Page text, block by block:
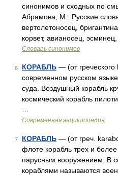
синонимов и сходных по
Абрамова, М.: Русские
вертолетоносец,
корвет, авианосец,
Словарь синонимов
6 КОРАБЛЬ — (от
современном русском
суда. Воздушный корабль
космический корабль
Современная энциклопедия
7 КОРАБЛЬ — (от греч.
флоте корабль трех и
парусным вооружением. В
кораблями называются